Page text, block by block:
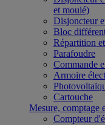
et moulé)
Disjoncteur
Bloc
Répartition
Parafoudre
Commande
Armoire
Cartouche
Mesure, comptage
Compteur